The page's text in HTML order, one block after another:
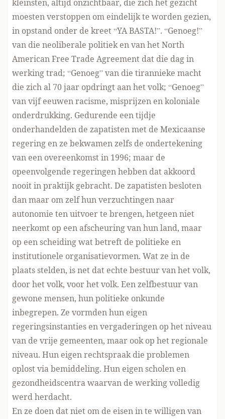
kleinsten, altijd onzichtbaar, die zich het gezicht
moesten verstoppen om eindelijk te worden gezien,
in opstand onder de kreet “YA BASTA!”. “Genoeg!”
van die neoliberale politiek en van het North
American Free Trade Agreement dat die dag in
werking trad; “Genoeg” van die tirannieke macht
die zich al 70 jaar opdringt aan het volk; “Genoeg”
van vijf eeuwen racisme, misprijzen en koloniale
onderdrukking. Gedurende een tijdje
onderhandelden de zapatisten met de Mexicaanse
regering en ze bekwamen zelfs de ondertekening
van een overeenkomst in 1996; maar de
opeenvolgende regeringen hebben dat akkoord
nooit in praktijk gebracht. De zapatisten besloten
dan maar om zelf hun verzuchtingen naar
autonomie ten uitvoer te brengen, hetgeen niet
neerkomt op een afscheuring van hun land, maar
op een scheiding wat betreft de politieke en
institutionele organisatievormen. Wat ze in de
plaats stelden, is net dat echte bestuur van het volk,
door het volk, voor het volk. Een zelfbestuur van
gewone mensen, hun politieke onkunde
inbegrepen. Ze vormden hun eigen
regeringsinstanties en vergaderingen op het niveau
van de vrije gemeenten, maar ook op het regionale
niveau. Hun eigen rechtspraak die problemen
oplost via bemiddeling. Hun eigen scholen en
gezondheidscentra waarvan de werking volledig
werd herdacht.
En ze doen dat niet om de eisen in te willigen van